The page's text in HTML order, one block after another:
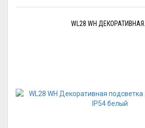
WL28 WH ДЕКОРАТИВНАЯ...